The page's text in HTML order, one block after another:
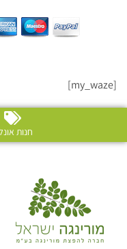
[my_waze]
חנות